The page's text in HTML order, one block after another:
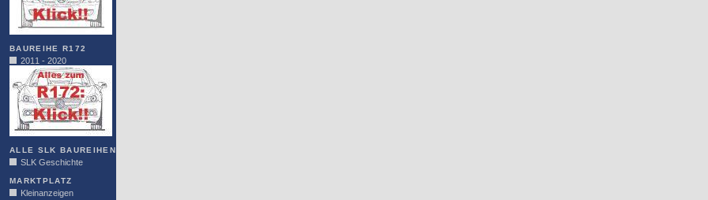
BAUREIHE R172
2011 - 2020
ALLE SLK BAUREIHEN
SLK Geschichte
MARKTPLATZ
Kleinanzeigen